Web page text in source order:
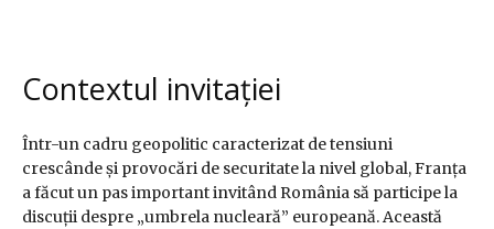
Contextul invitației
Într-un cadru geopolitic caracterizat de tensiuni
crescânde și provocări de securitate la nivel global, Franța
a făcut un pas important invitând România să participe la
discuții despre „umbrela nucleară” europeană. Această